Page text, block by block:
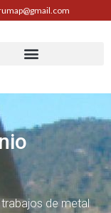
de metal